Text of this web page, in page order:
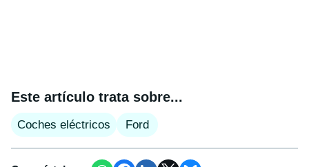
Este artículo trata sobre...
Coches eléctricos Ford